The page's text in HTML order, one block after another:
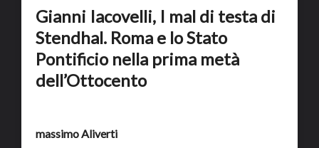
Gianni Iacovelli, I mal di testa di
Stendhal. Roma e lo Stato
Pontificio nella prima metà
dell’Ottocento
massimo Aliverti